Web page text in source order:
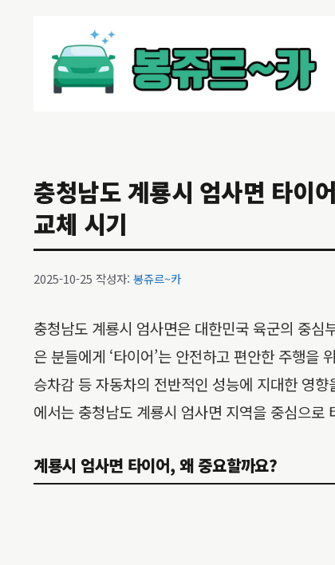
충청남도 계룡시 엄사면 타이
교체 시기
2025-10-25 작성자: 봉쥬르~카
충청남도 계룡시 엄사면은 대한민국 육군의 중
은 분들에게 ‘타이어’는 안전하고 편안한 주행
승차감 등 자동차의 전반적인 성능에 지대한 영
에서는 충청남도 계룡시 엄사면 지역을 중심으
계룡시 엄사면 타이어, 왜 중요할까요?